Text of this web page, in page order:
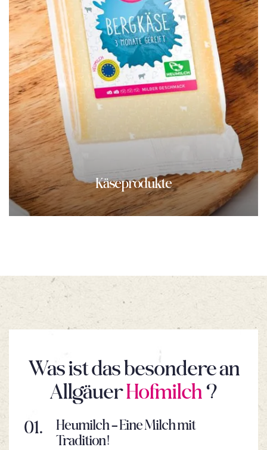
Käseprodukte
Was ist das besondere an
AllgäuerHofmilch?
01.
Heumilch – Eine Milch mit
Tradition!